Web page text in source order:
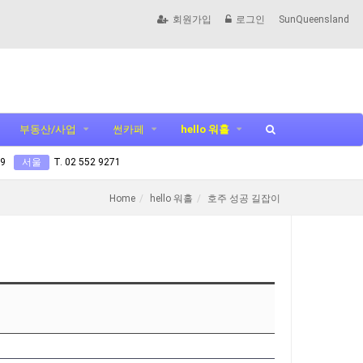
회원가입 로그인 SunQueensland
부동산/사업 썬카페 hello 워홀
서울 T. 02 552 9271
Home hello 워홀 호주 성공 길잡이